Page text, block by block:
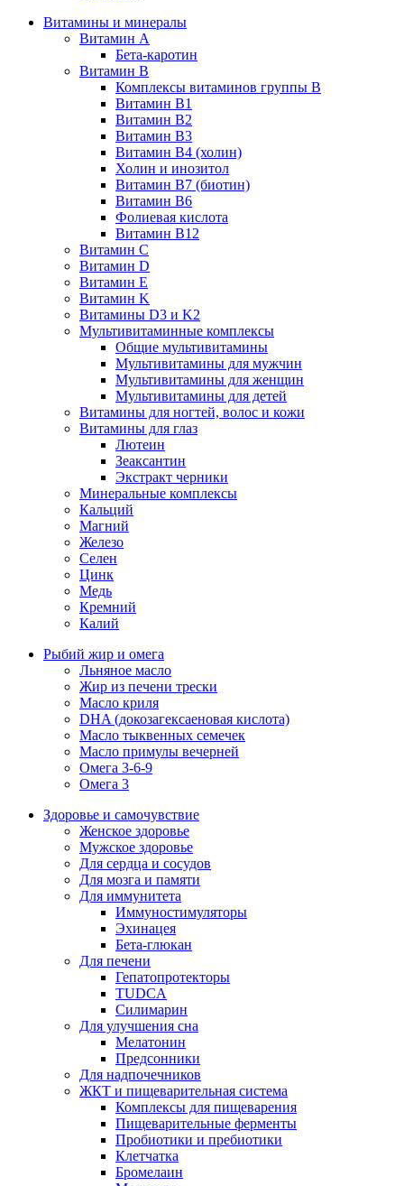
Витамины и минералы
Витамин A
Бета-каротин
Витамин B
Комплексы витаминов группы B
Витамин B1
Витамин B2
Витамин B3
Витамин B4 (холин)
Холин и инозитол
Витамин B7 (биотин)
Витамин B6
Фолиевая кислота
Витамин B12
Витамин C
Витамин D
Витамин E
Витамин K
Витамины D3 и K2
Мультивитаминные комплексы
Общие мультивитамины
Мультивитамины для мужчин
Мультивитамины для женщин
Мультивитамины для детей
Витамины для ногтей, волос и кожи
Витамины для глаз
Лютеин
Зеаксантин
Экстракт черники
Минеральные комплексы
Кальций
Магний
Железо
Селен
Цинк
Медь
Кремний
Калий
Рыбий жир и омега
Льняное масло
Жир из печени трески
Масло криля
DHA (докозагексаеновая кислота)
Масло тыквенных семечек
Масло примулы вечерней
Омега 3-6-9
Омега 3
Здоровье и самочувствие
Женское здоровье
Мужское здоровье
Для сердца и сосудов
Для мозга и памяти
Для иммунитета
Иммуностимуляторы
Эхинацея
Бета-глюкан
Для печени
Гепатопротекторы
TUDCA
Силимарин
Для улучшения сна
Мелатонин
Предсонники
Для надпочечников
ЖКТ и пищеварительная система
Комплексы для пищеварения
Пищеварительные ферменты
Пробиотики и пребиотики
Клетчатка
Бромелаин